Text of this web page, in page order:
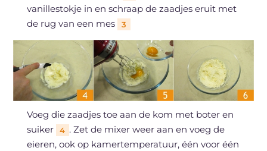
vanillestokje in en schraap de zaadjes eruit met
de rug van een mes
3
Voeg die zaadjes toe aan de kom met boter en
suiker
4 . Zet de mixer weer aan en voeg de
eieren, ook op kamertemperatuur, één voor één